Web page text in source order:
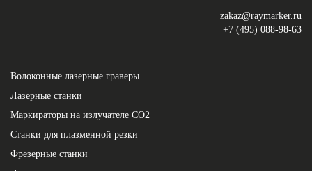
zakaz@raymarker.ru
+7 (495) 088-98-63
Волоконные лазерные граверы
Лазерные станки
Маркираторы на излучателе СО2
Станки для плазменной резки
Фрезерные станки